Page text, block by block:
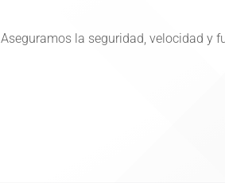
Aseguramos la seguridad, velocidad y